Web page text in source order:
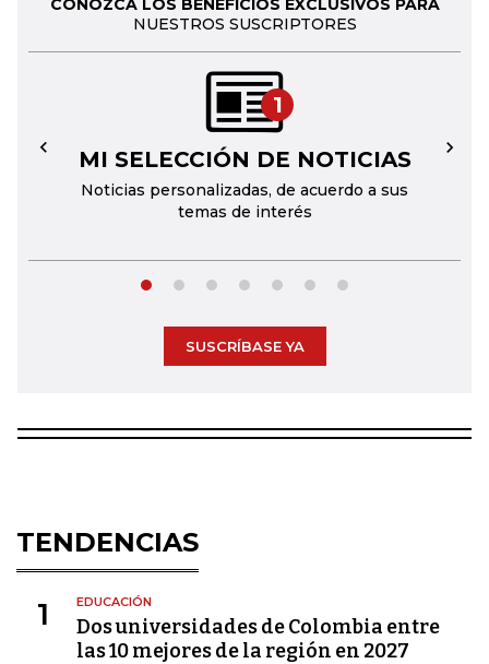
CONOZCA LOS BENEFICIOS EXCLUSIVOS PARA
NUESTROS SUSCRIPTORES
1
MI SELECCIÓN DE NOTICIAS
Noticias personalizadas, de acuerdo a sus
temas de interés
← →
SUSCRÍBASE YA
TENDENCIAS
1 EDUCACIÓN
Dos universidades de Colombia entre
las 10 mejores de la región en 2027